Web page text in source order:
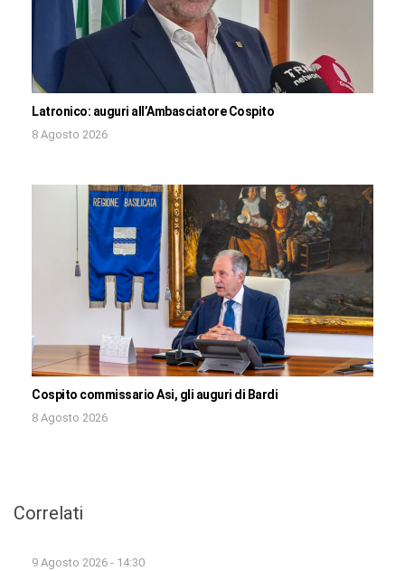
Latronico: auguri all’Ambasciatore Cospito
8 Agosto 2026
Cospito commissario Asi, gli auguri di Bardi
8 Agosto 2026
Correlati
9 Agosto 2026 - 14:30